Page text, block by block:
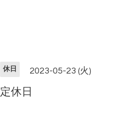
休日 2023-05-23 (火)
定休日